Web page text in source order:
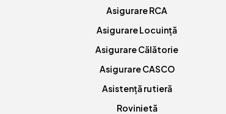
Asigurare RCA
Asigurare Locuință
Asigurare Călătorie
Asigurare CASCO
Asistență rutieră
Rovinietă